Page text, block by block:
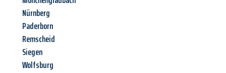
Nürnberg
Paderborn
Remscheid
Siegen
Wolfsburg